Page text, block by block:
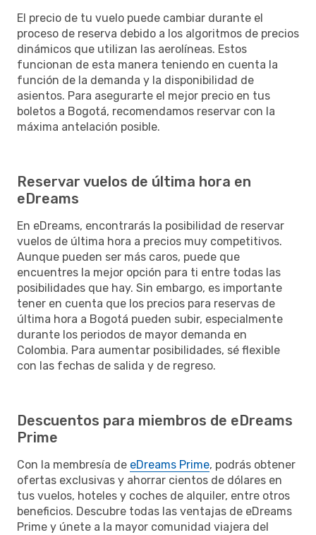
El precio de tu vuelo puede cambiar durante el
proceso de reserva debido a los algoritmos de precios
dinámicos que utilizan las aerolíneas. Estos
funcionan de esta manera teniendo en cuenta la
función de la demanda y la disponibilidad de
asientos. Para asegurarte el mejor precio en tus
boletos a Bogotá, recomendamos reservar con la
máxima antelación posible.
Reservar vuelos de última hora en
eDreams
En eDreams, encontrarás la posibilidad de reservar
vuelos de última hora a precios muy competitivos.
Aunque pueden ser más caros, puede que
encuentres la mejor opción para ti entre todas las
posibilidades que hay. Sin embargo, es importante
tener en cuenta que los precios para reservas de
última hora a Bogotá pueden subir, especialmente
durante los periodos de mayor demanda en
Colombia. Para aumentar posibilidades, sé flexible
con las fechas de salida y de regreso.
Descuentos para miembros de eDreams
Prime
Con la membresía de eDreams Prime, podrás obtener
ofertas exclusivas y ahorrar cientos de dólares en
tus vuelos, hoteles y coches de alquiler, entre otros
beneficios. Descubre todas las ventajas de eDreams
Prime y únete a la mayor comunidad viajera del